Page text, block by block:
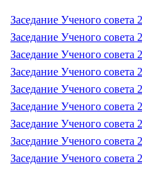
Заседание Ученого совета
Заседание Ученого совета
Заседание Ученого совета
Заседание Ученого совета
Заседание Ученого совета
Заседание Ученого совета
Заседание Ученого совета
Заседание Ученого совета
Заседание Ученого совета